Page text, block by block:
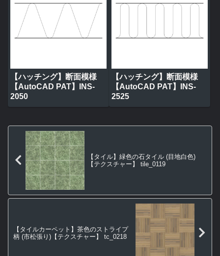
【ハッチング】断面模様
【AutoCAD PAT】INS-
2050
【ハッチング】断面模様
【AutoCAD PAT】INS-
2525
【タイル】緑色の石タイル (目地白色)
【テクスチャー】 tile_0119
【タイルカーペット】茶色のストライプ
柄 (市松張り)【テクスチャー】 tc_0218